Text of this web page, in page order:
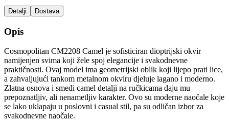
Detalji Dostava
Opis
Cosmopolitan CM2208 Camel je sofisticiran dioptrijski okvir
namijenjen svima koji žele spoj elegancije i svakodnevne
praktičnosti. Ovaj model ima geometrijski oblik koji lijepo prati lice,
a zahvaljujući tankom metalnom okviru djeluje lagano i moderno.
Zlatna osnova i smeđi camel detalji na ručkicama daju mu
prepoznatljiv, ali nenametljiv karakter. Ovo su moderne naočale koje
se lako uklapaju u poslovni i casual stil, pa su odličan izbor za
svakodnevne naočale.